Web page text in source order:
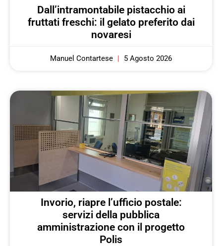
Dall’intramontabile pistacchio ai
fruttati freschi: il gelato preferito dai
novaresi
Manuel Contartese 5 Agosto 2026
Invorio, riapre l’ufficio postale:
servizi della pubblica
amministrazione con il progetto
Polis